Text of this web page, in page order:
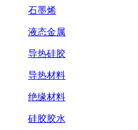
石墨烯
液态金属
导热硅胶
导热材料
绝缘材料
硅胶胶水